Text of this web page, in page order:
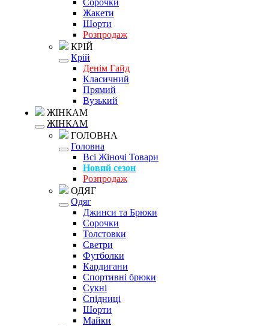
Сорочки
Жакети
Шорти
Розпродаж
КРІЙ
Крій
Денім Гайд
Класичний
Прямий
Вузький
ЖІНКАМ
ЖІНКАМ
ГОЛОВНА
Головна
Всі Жіночі Товари
Новий сезон
Розпродаж
ОДЯГ
Одяг
Джинси та Брюки
Сорочки
Толстовки
Светри
Футболки
Кардигани
Спортивні брюки
Сукні
Спідниці
Шорти
Майки